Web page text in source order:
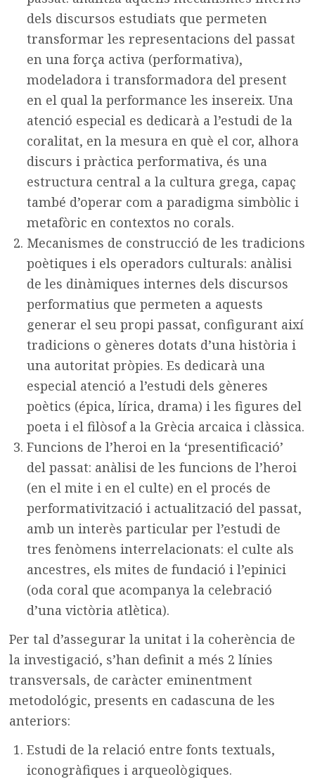
dels discursos estudiats que permeten
transformar les representacions del passat
en una força activa (performativa),
modeladora i transformadora del present
en el qual la performance les insereix. Una
atenció especial es dedicarà a l’estudi de la
coralitat, en la mesura en què el cor, alhora
discurs i pràctica performativa, és una
estructura central a la cultura grega, capaç
també d’operar com a paradigma simbòlic i
metafòric en contextos no corals.
Mecanismes de construcció de les tradicions
poètiques i els operadors culturals: anàlisi
de les dinàmiques internes dels discursos
performatius que permeten a aquests
generar el seu propi passat, configurant així
tradicions o gèneres dotats d’una història i
una autoritat pròpies. Es dedicarà una
especial atenció a l’estudi dels gèneres
poètics (épica, lírica, drama) i les figures del
poeta i el filòsof a la Grècia arcaica i clàssica.
Funcions de l’heroi en la ‘presentificació’
del passat: anàlisi de les funcions de l’heroi
(en el mite i en el culte) en el procés de
performativització i actualització del passat,
amb un interès particular per l’estudi de
tres fenòmens interrelacionats: el culte als
ancestres, els mites de fundació i l’epinici
(oda coral que acompanya la celebració
d’una victòria atlètica).
Per tal d’assegurar la unitat i la coherència de
la investigació, s’han definit a més 2 línies
transversals, de caràcter eminentment
metodológic, presents en cadascuna de les
anteriors:
Estudi de la relació entre fonts textuals,
iconogràfiques i arqueològiques.